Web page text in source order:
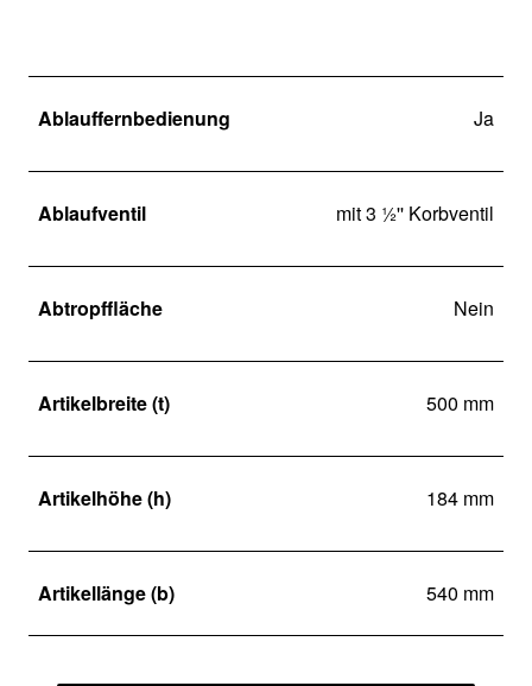
Ablauffernbedienung Ja
Ablaufventil mit 3 ½'' Korbventil
Abtropffläche Nein
Artikelbreite (t) 500 mm
Artikelhöhe (h) 184 mm
Artikellänge (b) 540 mm